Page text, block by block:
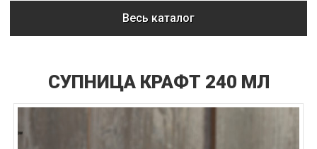
Весь каталог
СУПНИЦА КРАФТ 240 МЛ